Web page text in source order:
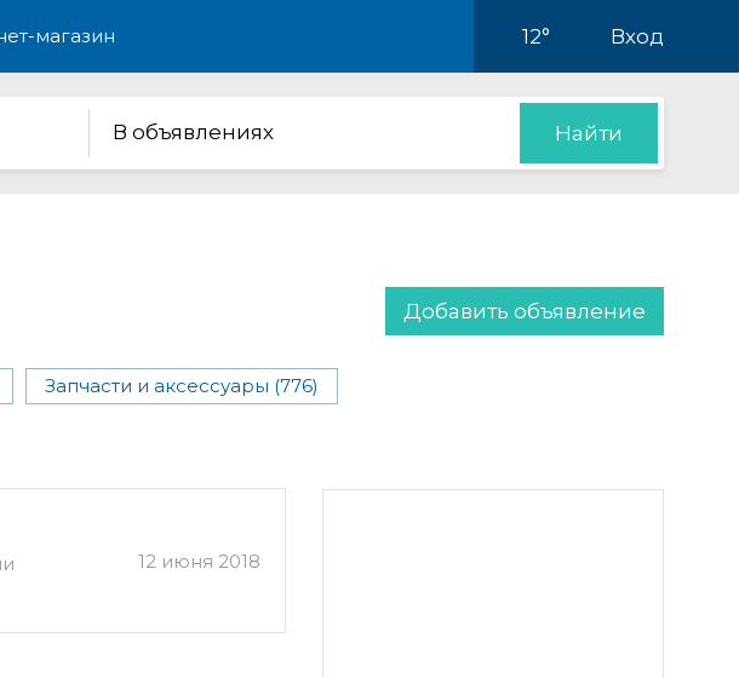
магазин 12° Вход
В объявлениях Найти
Добавить объявление
Запчасти и аксессуары (776)
12 июня 2018